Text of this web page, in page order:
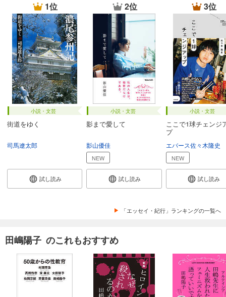
1位
小説・文芸
街道をゆく
司馬遼太郎
試し読み
2位
小説・文芸
影まで愛して
影山優佳
NEW
試し読み
3位
小説・文芸
ここで1球チェンジ
プ
エバース佐々木隆史
NEW
試し読み
「エッセイ・紀行」ランキングの一覧へ
田嶋陽子 のこれもおすすめ